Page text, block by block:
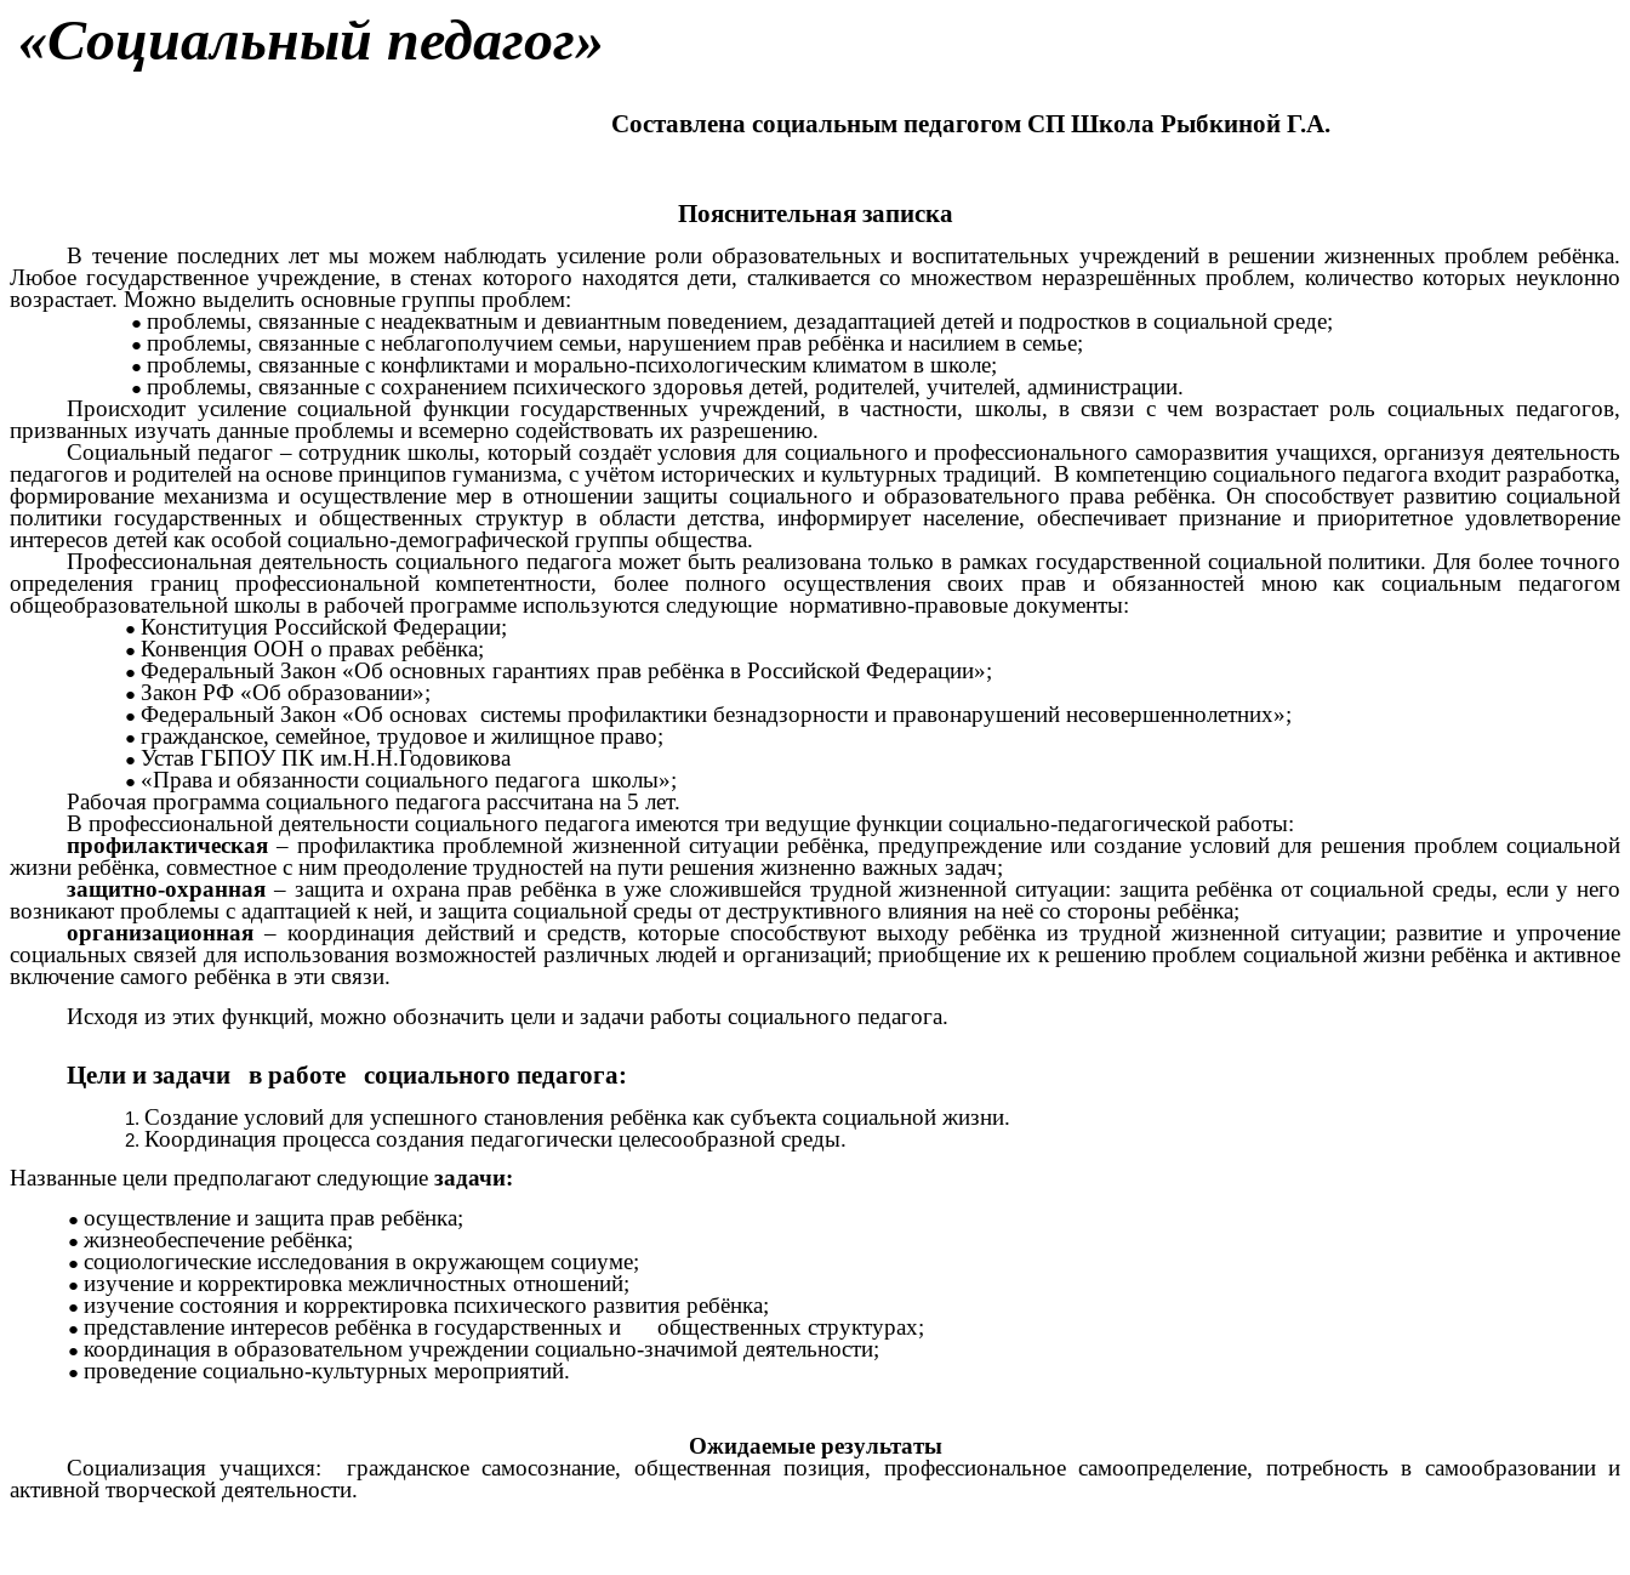
«Социальный педагог»
Составлена социальным педагогом СП Школа Рыбкиной Г.А.
Пояснительная записка
В течение последних лет мы можем наблюдать усиление роли образовательных и воспитательных учреждений в решении жизненных проблем ребёнка.
Любое государственное учреждение, в стенах которого находятся дети, сталкивается со множеством неразрешённых проблем, количество которых неуклонно
возрастает. Можно выделить основные группы проблем:
проблемы, связанные с неадекватным и девиантным поведением, дезадаптацией детей и подростков в социальной среде;
проблемы, связанные с неблагополучием семьи, нарушением прав ребёнка и насилием в семье;
проблемы, связанные с конфликтами и морально-психологическим климатом в школе;
проблемы, связанные с сохранением психического здоровья детей, родителей, учителей, администрации.
Происходит усиление социальной функции государственных учреждений, в частности, школы, в связи с чем возрастает роль социальных педагогов,
призванных изучать данные проблемы и всемерно содействовать их разрешению.
Социальный педагог – сотрудник школы, который создаёт условия для социального и профессионального саморазвития учащихся, организуя деятельность
педагогов и родителей на основе принципов гуманизма, с учётом исторических и культурных традиций. В компетенцию социального педагога входит разработка,
формирование механизма и осуществление мер в отношении защиты социального и образовательного права ребёнка. Он способствует развитию социальной
политики государственных и общественных структур в области детства, информирует население, обеспечивает признание и приоритетное удовлетворение
интересов детей как особой социально-демографической группы общества.
Профессиональная деятельность социального педагога может быть реализована только в рамках государственной социальной политики. Для более точного
определения границ профессиональной компетентности, более полного осуществления своих прав и обязанностей мною как социальным педагогом
общеобразовательной школы в рабочей программе используются следующие нормативно-правовые документы:
Конституция Российской Федерации;
Конвенция ООН о правах ребёнка;
Федеральный Закон «Об основных гарантиях прав ребёнка в Российской Федерации»;
Закон РФ «Об образовании»;
Федеральный Закон «Об основах системы профилактики безнадзорности и правонарушений несовершеннолетних»;
гражданское, семейное, трудовое и жилищное право;
Устав ГБПОУ ПК им.Н.Н.Годовикова
«Права и обязанности социального педагога школы»;
Рабочая программа социального педагога рассчитана на 5 лет.
В профессиональной деятельности социального педагога имеются три ведущие функции социально-педагогической работы:
профилактическая – профилактика проблемной жизненной ситуации ребёнка, предупреждение или создание условий для решения проблем социальной
жизни ребёнка, совместное с ним преодоление трудностей на пути решения жизненно важных задач;
защитно-охранная – защита и охрана прав ребёнка в уже сложившейся трудной жизненной ситуации: защита ребёнка от социальной среды, если у него
возникают проблемы с адаптацией к ней, и защита социальной среды от деструктивного влияния на неё со стороны ребёнка;
организационная – координация действий и средств, которые способствуют выходу ребёнка из трудной жизненной ситуации; развитие и упрочение
социальных связей для использования возможностей различных людей и организаций; приобщение их к решению проблем социальной жизни ребёнка и активное
включение самого ребёнка в эти связи.
Исходя из этих функций, можно обозначить цели и задачи работы социального педагога.
Цели и задачи в работе социального педагога:
Создание условий для успешного становления ребёнка как субъекта социальной жизни.
Координация процесса создания педагогически целесообразной среды.
Названные цели предполагают следующие задачи:
осуществление и защита прав ребёнка;
жизнеобеспечение ребёнка;
социологические исследования в окружающем социуме;
изучение и корректировка межличностных отношений;
изучение состояния и корректировка психического развития ребёнка;
представление интересов ребёнка в государственных и общественных структурах;
координация в образовательном учреждении социально-значимой деятельности;
проведение социально-культурных мероприятий.
Ожидаемые результаты
Социализация учащихся: гражданское самосознание, общественная позиция, профессиональное самоопределение, потребность в самообразовании и
активной творческой деятельности.